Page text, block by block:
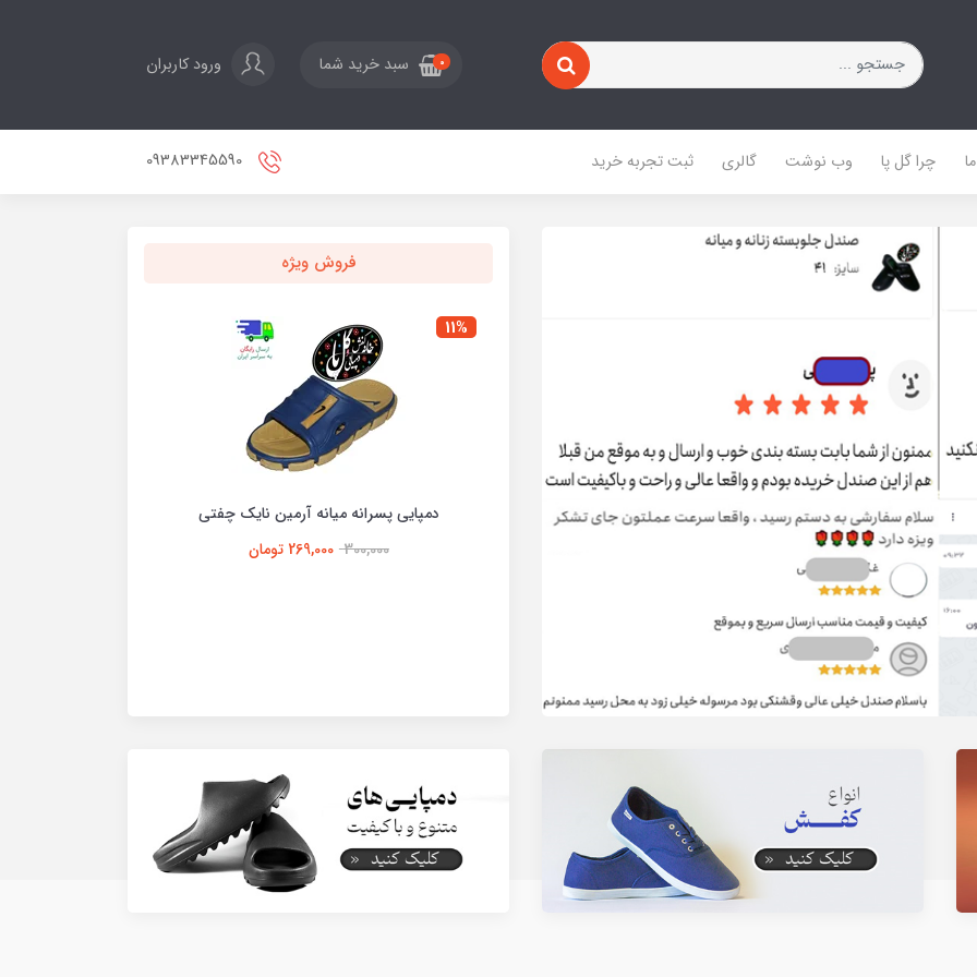
0 سبد خرید شما ورود کاربران
چرا گل پا وب نوشت گالری ثبت تجربه خرید
فروش ویژه
دمپایی زنانه کراکس پاریس پاپا کِرِم
11%
دمپایی پسرانه میانه آرمین نایک چفتی
300,000 269,000 تومان